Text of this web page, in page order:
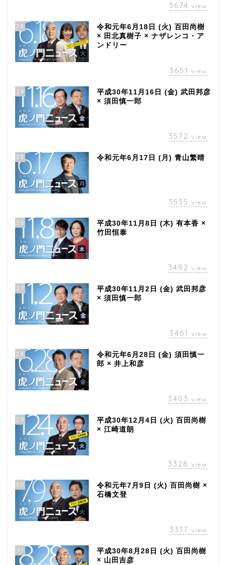
3674 view
23
令和元年6月18日 (火) 百田尚樹
× 田北真樹子 × ナザレンコ・ア
ンドリー
3651 view
24
平成30年11月16日 (金) 武田邦彦
× 須田慎一郎
3572 view
25 令和元年6月17日 (月) 青山繁晴
3535 view
26
平成30年11月8日 (木) 有本香 ×
竹田恒泰
3492 view
27
平成30年11月2日 (金) 武田邦彦
× 須田慎一郎
3461 view
28
令和元年6月28日 (金) 須田慎一
郎 × 井上和彦
3403 view
29
平成30年12月4日 (火) 百田尚樹
× 江崎道朗
3328 view
30
令和元年7月9日 (火) 百田尚樹 ×
石橋文登
3317 view
31
平成30年8月28日 (火) 百田尚樹
× 山田吉彦